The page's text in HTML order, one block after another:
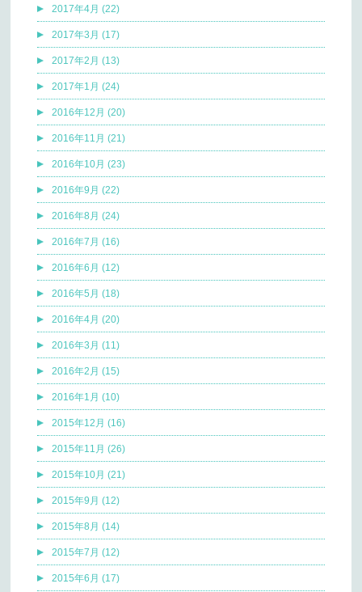
2017年4月 (22)
2017年3月 (17)
2017年2月 (13)
2017年1月 (24)
2016年12月 (20)
2016年11月 (21)
2016年10月 (23)
2016年9月 (22)
2016年8月 (24)
2016年7月 (16)
2016年6月 (12)
2016年5月 (18)
2016年4月 (20)
2016年3月 (11)
2016年2月 (15)
2016年1月 (10)
2015年12月 (16)
2015年11月 (26)
2015年10月 (21)
2015年9月 (12)
2015年8月 (14)
2015年7月 (12)
2015年6月 (17)